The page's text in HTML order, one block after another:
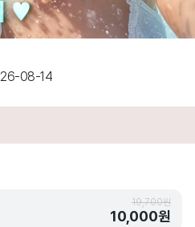
08-14
19,700원
10,000원